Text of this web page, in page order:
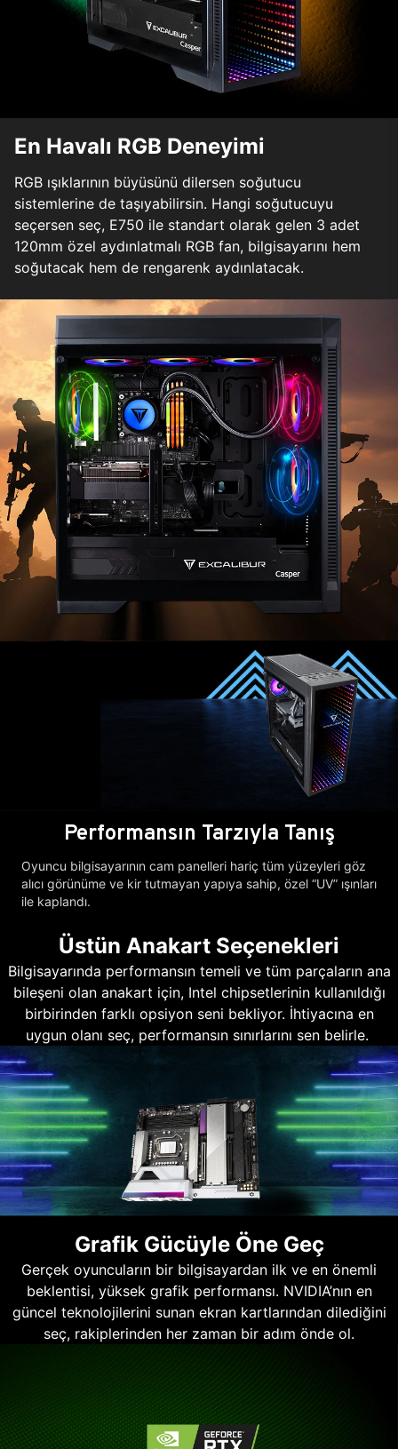
En Havalı RGB Deneyimi
RGB ışıklarının büyüsünü dilersen soğutucu
sistemlerine de taşıyabilirsin. Hangi soğutucuyu
seçersen seç, E750 ile standart olarak gelen 3 adet
120mm özel aydınlatmalı RGB fan, bilgisayarını hem
soğutacak hem de rengarenk aydınlatacak.
Performansın Tarzıyla Tanış
Oyuncu bilgisayarının cam panelleri hariç tüm yüzeyleri göz
alıcı görünüme ve kir tutmayan yapıya sahip, özel “UV” ışınları
ile kaplandı.
Üstün Anakart Seçenekleri
Bilgisayarında performansın temeli ve tüm parçaların ana
bileşeni olan anakart için, Intel chipsetlerinin kullanıldığı
birbirinden farklı opsiyon seni bekliyor. İhtiyacına en
uygun olanı seç, performansın sınırlarını sen belirle.
Grafik Gücüyle Öne Geç
Gerçek oyuncuların bir bilgisayardan ilk ve en önemli
beklentisi, yüksek grafik performansı. NVIDIA’nın en
güncel teknolojilerini sunan ekran kartlarından dilediğini
seç, rakiplerinden her zaman bir adım önde ol.